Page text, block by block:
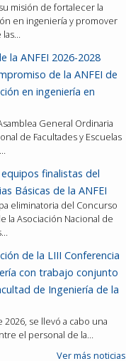
misión de fortalecer la
en ingeniería y promover
las…
la ANFEI 2026-2028
de la ANFEI de
en ingeniería en
General Ordinaria
de Facultades y Escuelas
finalistas del
Básicas de la ANFEI
eliminatoria del Concurso
la Asociación Nacional de
de la LIII Conferencia
con trabajo conjunto
de Ingeniería de la
se llevó a cabo una
el personal de la…
Ver más noticias